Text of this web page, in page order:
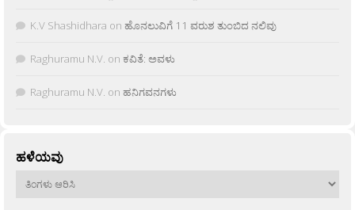
K.V Shashidhara on ಹೊನಲುವಿಗೆ 11 ವರುಶ ತುಂಬಿದ ನಲಿವು
Raghuramu N.V. on ಕವಿತೆ: ಅವಳು
Raghuramu N.V. on ಹನಿಗವನಗಳು
ಹಳೆಯವು
ಹಳೆಯವು